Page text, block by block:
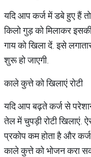
यदि आप कर्ज में डबे हुए हैं
किलो गुड़ को मिलाकर
गाय को खिला दें. इसे
शुरू हो जाएगी.
काले कुत्ते को खिलाएं रोटी
यदि आप बढ़ते कर्ज से
तेल में चुपड़ी रोटी खिलाएं.
प्रकोप कम होता है और
काले कुत्ते को भोजन करा